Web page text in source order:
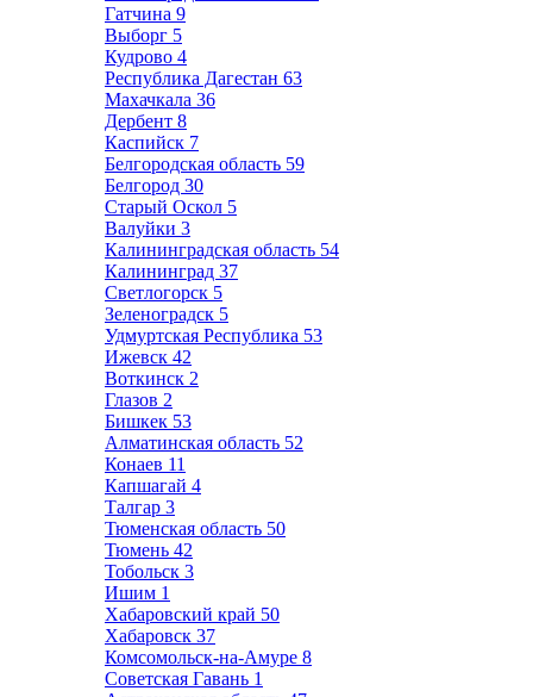
Гатчина 9
Выборг 5
Кудрово 4
Республика Дагестан 63
Махачкала 36
Дербент 8
Каспийск 7
Белгородская область 59
Белгород 30
Старый Оскол 5
Валуйки 3
Калининградская область 54
Калининград 37
Светлогорск 5
Зеленоградск 5
Удмуртская Республика 53
Ижевск 42
Воткинск 2
Глазов 2
Бишкек 53
Алматинская область 52
Конаев 11
Капшагай 4
Талгар 3
Тюменская область 50
Тюмень 42
Тобольск 3
Ишим 1
Хабаровский край 50
Хабаровск 37
Комсомольск-на-Амуре 8
Советская Гавань 1